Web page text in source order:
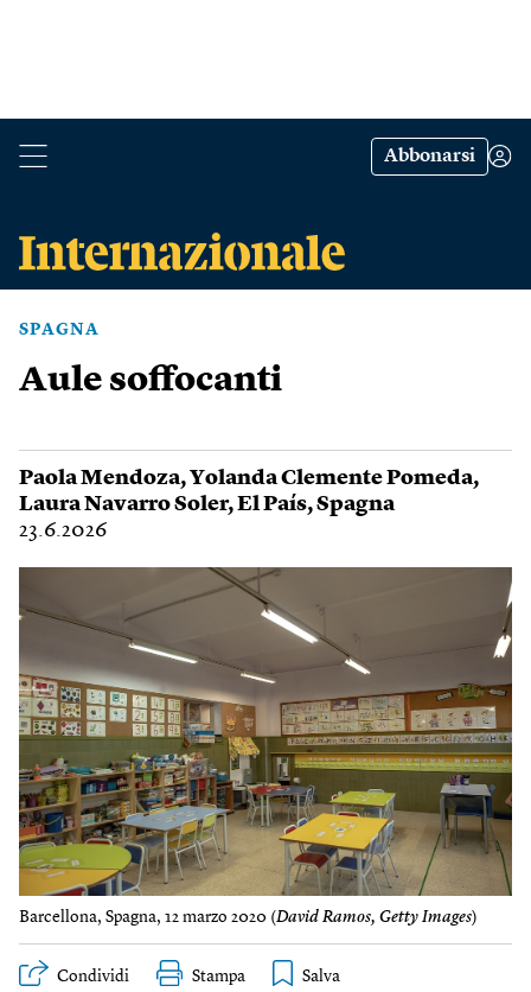
Abbonarsi
SPAGNA
Aule soffocanti
Paola Mendoza,Yolanda Clemente Pomeda,
Laura Navarro Soler,El País,Spagna
23.6.2026
Barcellona, Spagna, 12 marzo 2020 (David Ramos, Getty Images)
Condividi Stampa